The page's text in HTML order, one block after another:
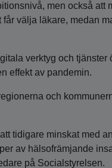
men också att
välja läkare, medan
verktyg och tjänster
effekt av pandemin.
och
tidigare minskat med
av hälsofrämjande
på Socialstyrelsen.